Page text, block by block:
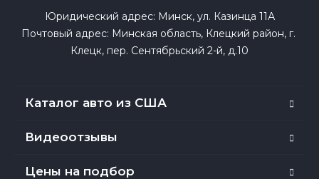
Юридический адрес: Минск, ул. Казинца 11А
Почтовый адрес: Минская область, Клецкий район, г.
Клецк, пер. Сентябрьский 2-й, д.10
Каталог авто из США
Видеоотзывы
Цены на подбор